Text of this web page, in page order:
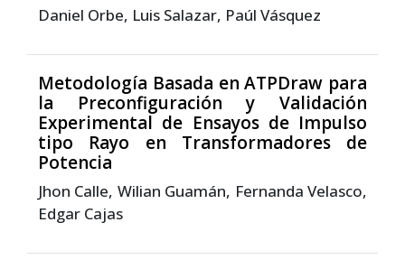
Daniel Orbe, Luis Salazar, Paúl Vásquez
Metodología Basada en ATPDraw para
la Preconfiguración y Validación
Experimental de Ensayos de Impulso
tipo Rayo en Transformadores de
Potencia
Jhon Calle, Wilian Guamán, Fernanda Velasco,
Edgar Cajas